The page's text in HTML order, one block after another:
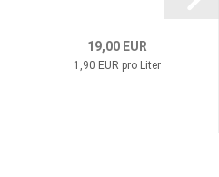
19,00 EUR
1,90 EUR pro Liter